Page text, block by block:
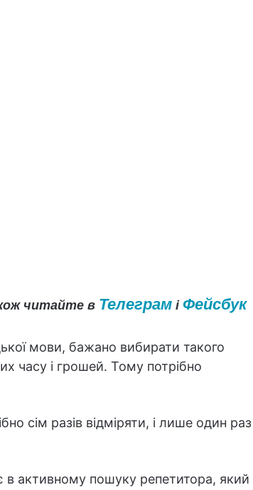
читайте в Телеграмі Фейсбук
мови, бажано вибирати такого
часу і грошей. Тому потрібно
сім разів відміряти, і лише один раз
активному пошуку репетитора, який